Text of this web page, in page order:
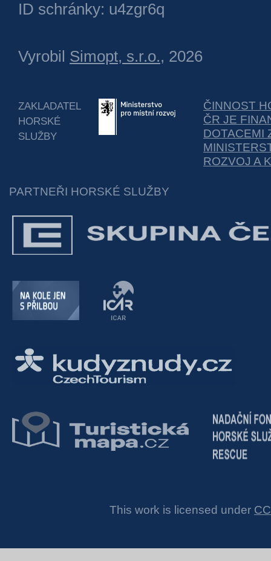
ID schránky: u4zgr6q
Vyrobil Simopt, s.r.o., 2026
ZAKLADATEL
HORSKÉ
SLUŽBY
ČINNOST
ČR JE
DOTACEMI
ROZVOJ A
PARTNEŘI HORSKÉ SLUŽBY
This work is licensed under